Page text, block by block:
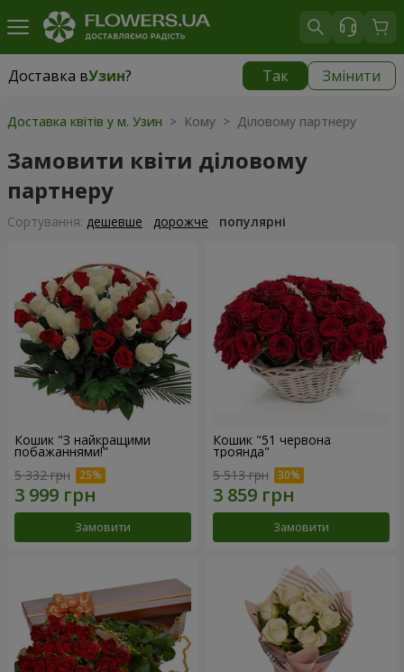
Доставка вУзин? Так Змінити
Доставка вУзин
Доставка квітів у м. Узин > Кому > Діловому партнеру
Замовити квіти діловому
партнеру
Сортування: дешевше дорожче популярні
Кошик "З найкращими
побажаннями!"
5 332 грн
Замовити
Кошик "51 червона
троянда"
5 513 грн
Замовити